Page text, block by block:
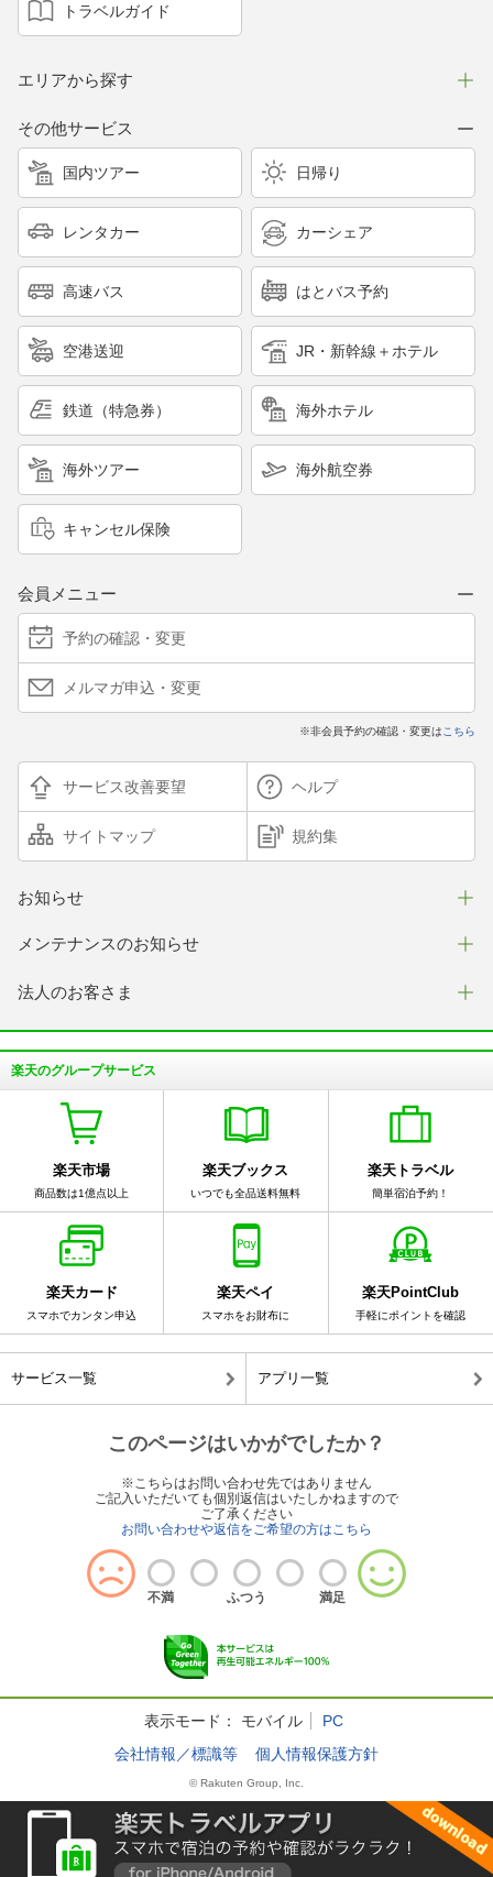
トラベルガイド
エリアから探す
その他サービス
国内ツアー 日帰り
レンタカー カーシェア
高速バス はとバス予約
空港送迎 JR・新幹線＋ホテル
鉄道（特急券） 海外ホテル
海外ツアー 海外航空券
キャンセル保険
会員メニュー
予約の確認・変更
メルマガ申込・変更
※非会員予約の確認・変更は こちら
サービス改善要望 ヘルプ
サイトマップ 規約集
お知らせ
メンテナンスのお知らせ
法人のお客さま
楽天のグループサービス
楽天市場
商品数は1億点以上
楽天ブックス
いつでも全品送料無料
楽天トラベル
簡単宿泊予約！
楽天カード
スマホでカンタン申込
楽天ペイ
スマホをお財布に
楽天PointClub
手軽にポイントを確認
サービス一覧 アプリ一覧
このページはいかがでしたか？
※こちらはお問い合わせ先ではありません
ご記入いただいても個別返信はいたしかねますので
ご了承ください
お問い合わせや返信をご希望の方はこちら
不満 ふつう 満足
表示モード： モバイル
PC
会社情報／標識等
個人情報保護方針
© Rakuten Group, Inc.